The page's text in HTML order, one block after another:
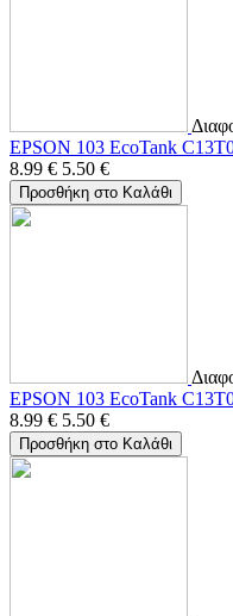
EPSON 103 EcoTank
8.99 € 5.50 €
Προσθήκη στο Καλάθι
EPSON 103 EcoTank
8.99 € 5.50 €
Προσθήκη στο Καλάθι